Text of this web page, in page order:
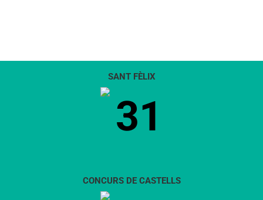
SANT FÈLIX
31
CONCURS DE CASTELLS